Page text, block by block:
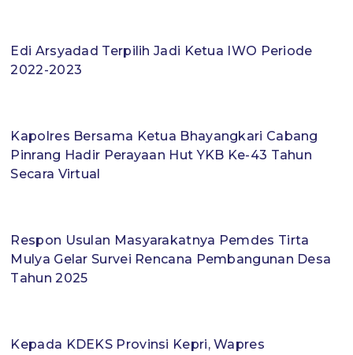
Edi Arsyadad Terpilih Jadi Ketua IWO Periode
2022-2023
Kapolres Bersama Ketua Bhayangkari Cabang
Pinrang Hadir Perayaan Hut YKB Ke-43 Tahun
Secara Virtual
Respon Usulan Masyarakatnya Pemdes Tirta
Mulya Gelar Survei Rencana Pembangunan Desa
Tahun 2025
Kepada KDEKS Provinsi Kepri, Wapres